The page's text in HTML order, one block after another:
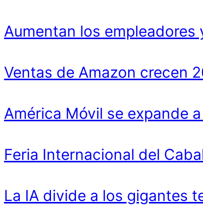
Aumentan los
Ventas de Amazon crecen
América Móvil se expande
Feria Internacional del
La IA divide a los gigantes